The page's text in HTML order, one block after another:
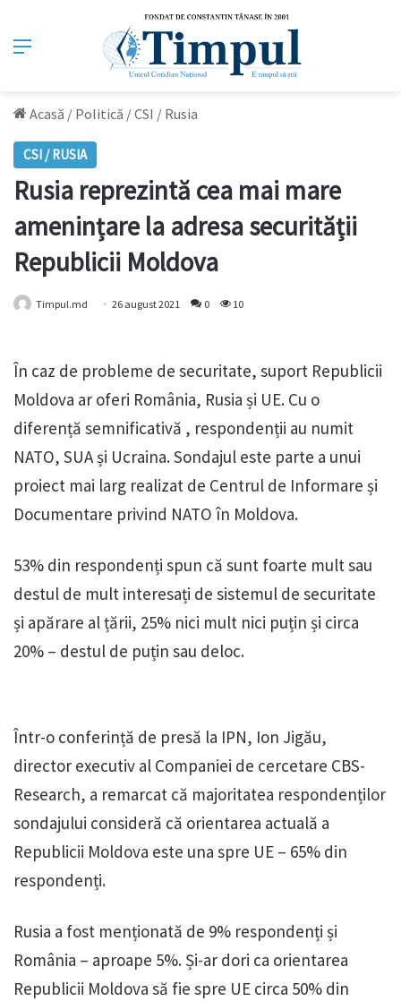
Meniu
Acasă / Politică /CSI / Rusia
CSI / RUSIA
Rusia reprezintă cea mai mare
amenințare la adresa securității
Republicii Moldova
Timpul.md 26 august 2021 0 10
În caz de probleme de securitate, suport Republicii
Moldova ar oferi România, Rusia și UE. Cu o
diferență semnificativă , respondenții au numit
NATO, SUA și Ucraina. Sondajul este parte a unui
proiect mai larg realizat de Centrul de Informare și
Documentare privind NATO în Moldova.
53% din respondenți spun că sunt foarte mult sau
destul de mult interesați de sistemul de securitate
și apărare al țării, 25% nici mult nici puțin și circa
20% – destul de puțin sau deloc.
Într-o conferință de presă la IPN, Ion Jigău,
director executiv al Companiei de cercetare CBS-
Research, a remarcat că majoritatea respondenților
sondajului consideră că orientarea actuală a
Republicii Moldova este una spre UE – 65% din
respondenți.
Rusia a fost menționată de 9% respondenți și
România – aproape 5%. Și-ar dori ca orientarea
Republicii Moldova să fie spre UE circa 50% din